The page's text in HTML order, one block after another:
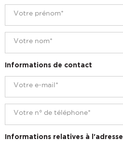
Informations de contact
Informations relatives à l'adresse